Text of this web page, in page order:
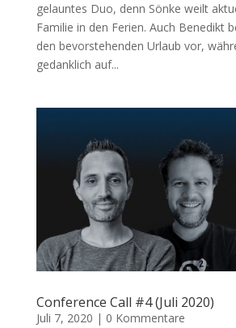
gelauntes Duo, denn Sönke weilt
Familie in den Ferien. Auch Benedikt
den bevorstehenden Urlaub vor,
gedanklich auf...
Conference Call #4 (Juli 2020)
Juli 7, 2020 | 0 Kommentare